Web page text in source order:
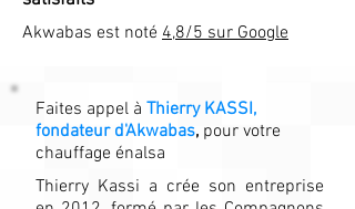
Faites appel à Thierry KASSI,
fondateur d'Akwabas, pour votre
chauffage énalsa
Thierry Kassi a crée son entreprise
Akwabas est noté 4,8/5 sur Google